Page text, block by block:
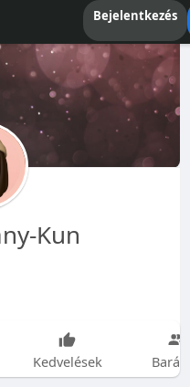
Bejelentkezés
Kun
Kedvelések